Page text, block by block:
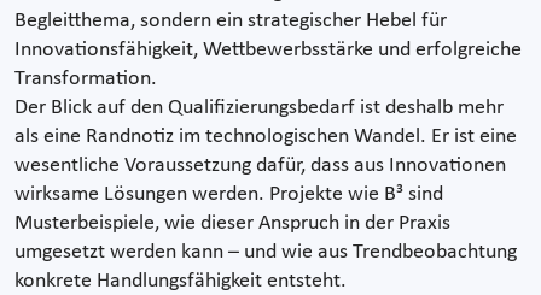
Begleitthema, sondern ein strategischer Hebel für
Innovationsfähigkeit, Wettbewerbsstärke und erfolgreiche
Transformation.
Der Blick auf den Qualifizierungsbedarf ist deshalb mehr
als eine Randnotiz im technologischen Wandel. Er ist eine
wesentliche Voraussetzung dafür, dass aus Innovationen
wirksame Lösungen werden. Projekte wie B³ sind
Musterbeispiele, wie dieser Anspruch in der Praxis
umgesetzt werden kann – und wie aus Trendbeobachtung
konkrete Handlungsfähigkeit entsteht.